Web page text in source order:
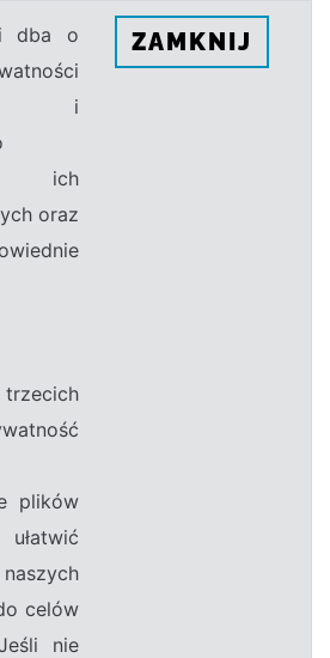
dba o
i
ich
oraz
trzecich
plików
celów
nie
ZAMKNIJ